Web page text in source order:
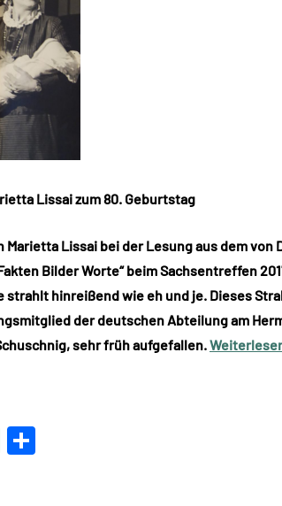
Lissai zum 80. Geburtstag
Marietta Lissai bei der Lesung aus dem von
Bilder Worte“ beim Sachsentreffen
hinreißend wie eh und je. Dieses
der deutschen Abteilung am
sehr früh aufgefallen.
WhatsApp